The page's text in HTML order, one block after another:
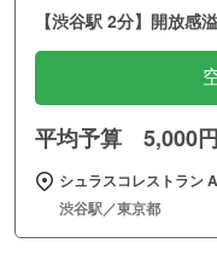
【渋谷駅 2分】開放感
平均予算 5,000円
シュラスコレストラン
渋谷駅／東京都